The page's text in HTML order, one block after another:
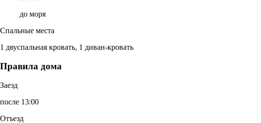
до моря
Спальные места
1 двуспальная кровать, 1 диван-кровать
Правила дома
Заезд
после 13:00
Отъезд